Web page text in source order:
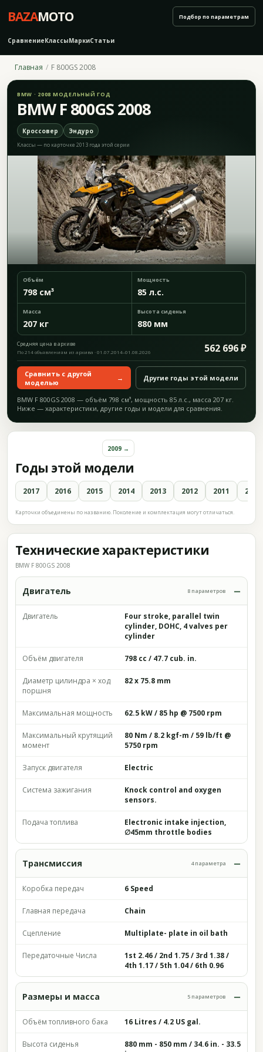
BAZAMOTO
СравнениеКлассыМаркиСтатьи
Подбор по параметрам
Главная F 800GS 2008
BMW · 2008 МОДЕЛЬНЫЙ ГОД
BMW F 800GS 2008
Кроссовер Эндуро
Классы — по карточке 2013 года этой серии
Объём
798 см³
Мощность
85 л.с.
Масса
207 кг
Высота сиденья
880 мм
Средняя цена в архиве 562 696 ₽
По 214 объявлениям из архива · 01.07.2014–01.08.2026
Сравнить с другой
моделью
→ Другие годы этой модели
BMW F 800GS 2008 — объём 798 см³, мощность 85 л.с., масса 207 кг.
Ниже — характеристики, другие годы и модели для сравнения.
Годы этой модели
2009 →
2017 2016 2015 2014 2013 2012 2011 2010
Карточки объединены по названию. Поколение и комплектация могут отличаться.
Технические характеристики
BMW F 800GS 2008
Двигатель 8 параметров
Двигатель
Four stroke, parallel twin
cylinder, DOHC, 4 valves per
cylinder
Объём двигателя 798 cc / 47.7 cub. in.
Диаметр цилиндра × ход
поршня
82 x 75.8 mm
Максимальная мощность 62.5 kW / 85 hp @ 7500 rpm
Максимальный крутящий
момент
80 Nm / 8.2 kgf-m / 59 lb/ft @
5750 rpm
Запуск двигателя Electric
Система зажигания
Knock control and oxygen
sensors.
Подача топлива
Electronic intake injection,
∅45mm throttle bodies
Трансмиссия 4 параметра
Коробка передач 6 Speed
Главная передача Chain
Сцепление Multiplate- plate in oil bath
Передаточные Числа
1st 2.46 / 2nd 1.75 / 3rd 1.38 /
4th 1.17 / 5th 1.04 / 6th 0.96
Размеры и масса 5 параметров
Объём топливного бака 16 Litres / 4.2 US gal.
Высота сиденья
880 mm - 850 mm / 34.6 in. - 33.5